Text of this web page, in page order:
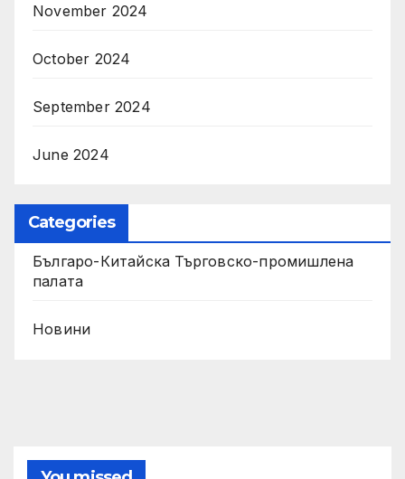
November 2024
October 2024
September 2024
June 2024
Categories
Българо-Китайска Търговско-промишлена
палaта
Новини